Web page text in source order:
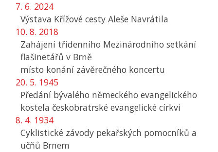
7. 6. 2024
Výstava Křížové cesty Aleše Navrátila
10. 8. 2018
Zahájení třídenního Mezinárodního setkání
flašinetářů v Brně
místo konání závěrečného koncertu
20. 5. 1945
Předání bývalého německého evangelického
kostela českobratrské evangelické církvi
8. 4. 1934
Cyklistické závody pekařských pomocníků a
učňů Brnem